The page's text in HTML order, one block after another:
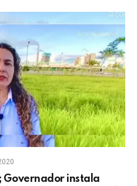
Governador instala